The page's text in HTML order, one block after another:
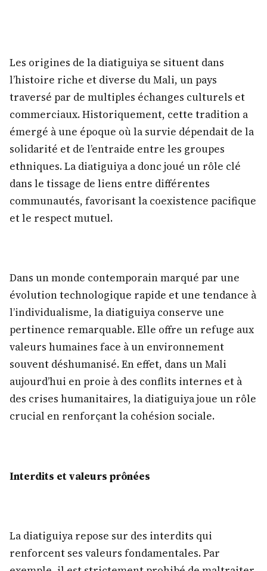
Les origines de la diatiguiya se situent dans
l’histoire riche et diverse du Mali, un pays
traversé par de multiples échanges culturels et
commerciaux. Historiquement, cette tradition a
émergé à une époque où la survie dépendait de la
solidarité et de l’entraide entre les groupes
ethniques. La diatiguiya a donc joué un rôle clé
dans le tissage de liens entre différentes
communautés, favorisant la coexistence pacifique
et le respect mutuel.
Dans un monde contemporain marqué par une
évolution technologique rapide et une tendance à
l’individualisme, la diatiguiya conserve une
pertinence remarquable. Elle offre un refuge aux
valeurs humaines face à un environnement
souvent déshumanisé. En effet, dans un Mali
aujourd’hui en proie à des conflits internes et à
des crises humanitaires, la diatiguiya joue un rôle
crucial en renforçant la cohésion sociale.
Interdits et valeurs prônées
La diatiguiya repose sur des interdits qui
renforcent ses valeurs fondamentales. Par